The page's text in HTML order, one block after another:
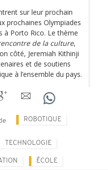
sur leur prochain
prochaines Olympiades
à Porto Rico. Le thème
de la culture,
côté, Jeremiah Kithinji
et de soutiens
à l’ensemble du pays.
ROBOTIQUE
TECHNOLOGIE
ÉCOLE